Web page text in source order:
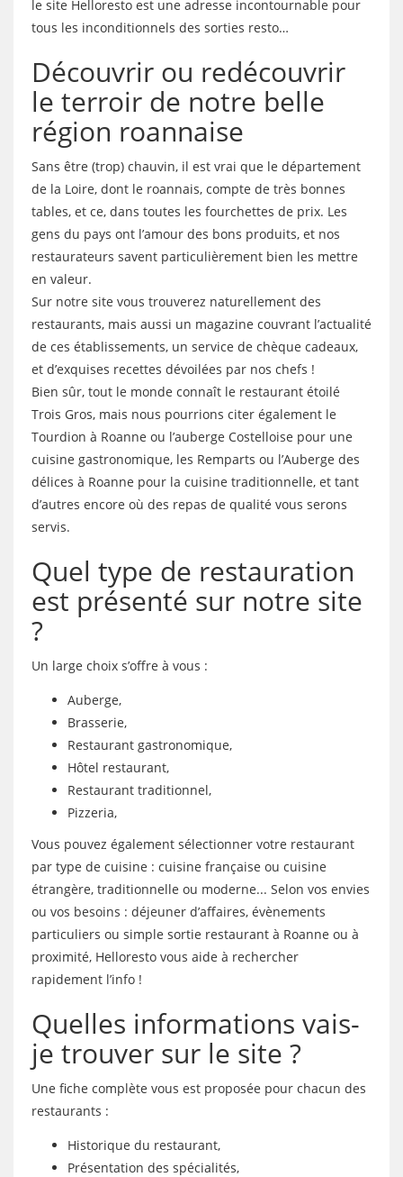
le site Helloresto est une adresse incontournable pour
tous les inconditionnels des sorties resto…
Découvrir ou redécouvrir
le terroir de notre belle
région roannaise
Sans être (trop) chauvin, il est vrai que le département
de la Loire, dont le roannais, compte de très bonnes
tables, et ce, dans toutes les fourchettes de prix. Les
gens du pays ont l’amour des bons produits, et nos
restaurateurs savent particulièrement bien les mettre
en valeur.
Sur notre site vous trouverez naturellement des
restaurants, mais aussi un magazine couvrant l’actualité
de ces établissements, un service de chèque cadeaux,
et d’exquises recettes dévoilées par nos chefs !
Bien sûr, tout le monde connaît le restaurant étoilé
Trois Gros, mais nous pourrions citer également le
Tourdion à Roanne ou l’auberge Costelloise pour une
cuisine gastronomique, les Remparts ou l’Auberge des
délices à Roanne pour la cuisine traditionnelle, et tant
d’autres encore où des repas de qualité vous serons
servis.
Quel type de restauration
est présenté sur notre site
?
Un large choix s’offre à vous :
Auberge,
Brasserie,
Restaurant gastronomique,
Hôtel restaurant,
Restaurant traditionnel,
Pizzeria,
Vous pouvez également sélectionner votre restaurant
par type de cuisine : cuisine française ou cuisine
étrangère, traditionnelle ou moderne... Selon vos envies
ou vos besoins : déjeuner d’affaires, évènements
particuliers ou simple sortie restaurant à Roanne ou à
proximité, Helloresto vous aide à rechercher
rapidement l’info !
Quelles informations vais-
je trouver sur le site ?
Une fiche complète vous est proposée pour chacun des
restaurants :
Historique du restaurant,
Présentation des spécialités,